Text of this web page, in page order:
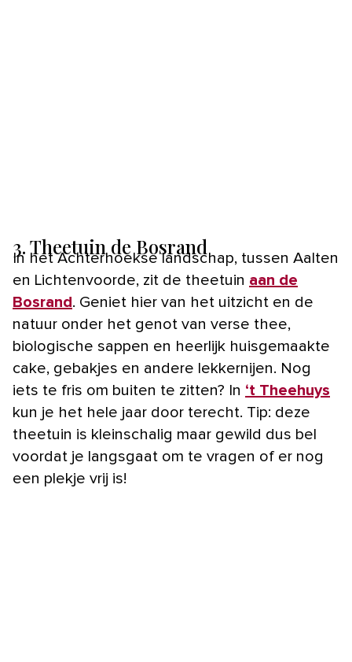
3. Theetuin de Bosrand
In het Achterhoekse landschap, tussen Aalten
en Lichtenvoorde, zit de theetuin aan de
Bosrand. Geniet hier van het uitzicht en de
natuur onder het genot van verse thee,
biologische sappen en heerlijk huisgemaakte
cake, gebakjes en andere lekkernijen. Nog
iets te fris om buiten te zitten? In ‘t Theehuys
kun je het hele jaar door terecht. Tip: deze
theetuin is kleinschalig maar gewild dus bel
voordat je langsgaat om te vragen of er nog
een plekje vrij is!